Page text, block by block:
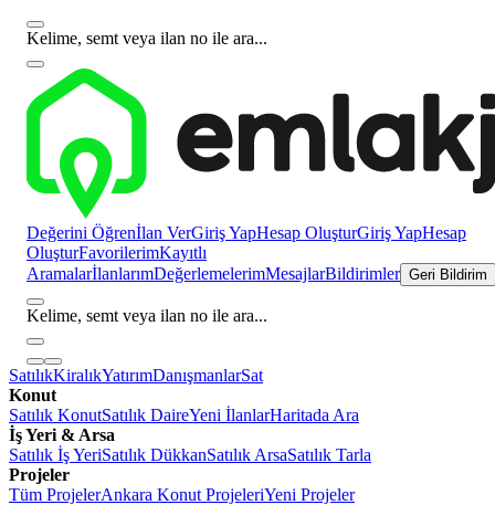
Kelime, semt veya ilan no ile ara...
Değerini Öğrenİlan VerGiriş YapHesap OluşturGiriş YapHesap
OluşturFavorilerimKayıtlı
AramalarİlanlarımDeğerlemelerimMesajlarBildirimler Geri Bildirim
Kelime, semt veya ilan no ile ara...
SatılıkKiralıkYatırımDanışmanlarSat
Konut
Satılık KonutSatılık DaireYeni İlanlarHaritada Ara
İş Yeri & Arsa
Satılık İş YeriSatılık DükkanSatılık ArsaSatılık Tarla
Projeler
Tüm ProjelerAnkara Konut ProjeleriYeni Projeler